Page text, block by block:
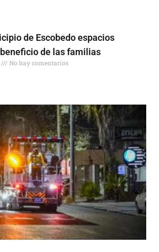
de Escobedo espacios
de las familias
No hay comentarios